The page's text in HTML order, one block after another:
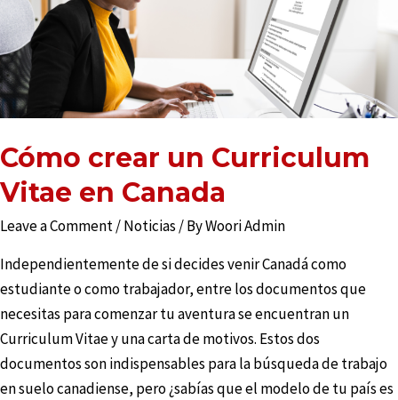
Cómo crear un Curriculum
Vitae en Canada
Leave a Comment/Noticias / ByWoori Admin
Independientemente de si decides venir Canadá como
estudiante o como trabajador, entre los documentos que
necesitas para comenzar tu aventura se encuentran un
Curriculum Vitae y una carta de motivos. Estos dos
documentos son indispensables para la búsqueda de trabajo
en suelo canadiense, pero ¿sabías que el modelo de tu país es